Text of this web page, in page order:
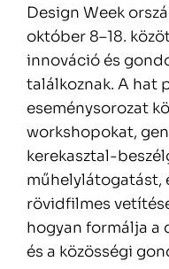
Design Week
október 8–18.
innováció és
találkoznak. A hat
eseménysorozat
workshopokat,
kerekasztal-
műhelylátogatást,
rövidfilmes
hogyan formálja a
és a közösségi